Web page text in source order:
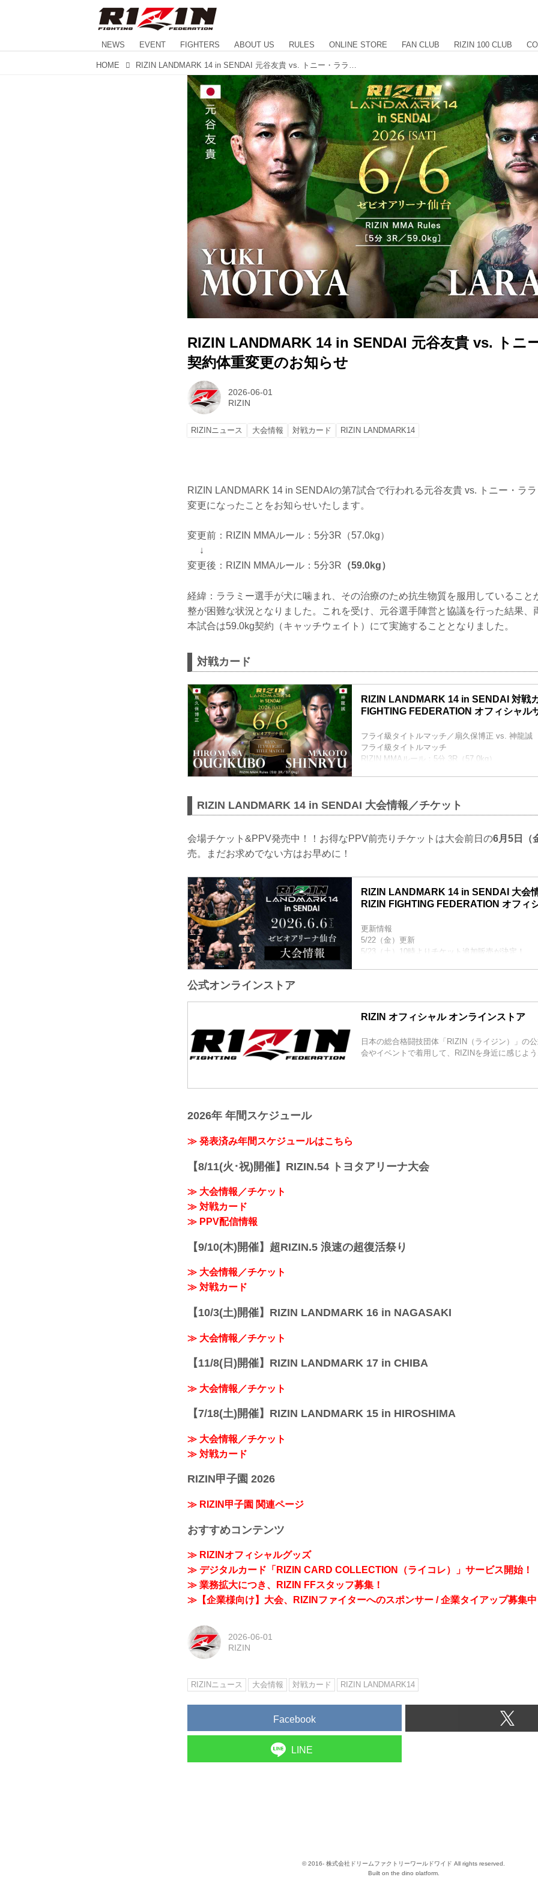
NEWS EVENT FIGHTERS ABOUT US RULES ONLINE STORE FAN CLUB RIZIN 100 CLUB
HOME
RIZIN LANDMARK 14 in SENDAI 元谷友貴 vs. トニ
契約体重変更のお知らせ
2026-06-01
RIZIN
RIZINニュース 大会情報 対戦カード RIZIN LANDMARK14
RIZIN LANDMARK 14 in SENDAIの第7試合で行われる元谷友貴 vs. トニー・ラ
変更になったことをお知らせいたします。
変更前：RIZIN MMAルール：5分3R（57.0kg）
↓
変更後：RIZIN MMAルール：5分3R （59.0kg）
経緯：ララミー選手が犬に噛まれ、その治療のため抗生物質を服用していること
整が困難な状況となりました。これを受け、元谷選手陣営と協議を行った結果、
本試合は59.0kg契約（キャッチウェイト）にて実施することとなりました。
対戦カード
RIZIN LANDMARK 14 in SENDAI 対戦
FIGHTING FEDERATION オフィシャル
フライ級タイトルマッチ／扇久保博正 vs. 神龍誠
フライ級タイトルマッチ
RIZIN MMAルール：5分 3R（57.0kg）
元谷友貴 vs. トニー・ララミー
矢地祐介 vs. ISAO
矢地祐介 vs. ISAO
RIZIN LANDMARK 14 in SENDAI 大会情報／チケット
会場チケット&PPV発売中！！お得なPPV前売りチケットは大会前日の6月5日（
売。まだお求めでない方はお早めに！
RIZIN LANDMARK 14 in SENDAI 大会
RIZIN FIGHTING FEDERATION オフィ
更新情報
5/22（金）更新
5/23（土）10時よりチケット追加販売が決定！
5/23（土）10時よりチケット追加販売が決定！
トを手に入れることが出来なかった方は是非、こ
公式オンラインストア
RIZIN オフィシャル オンラインストア
日本の総合格闘技団体「RIZIN（ライジン）」の
会やイベントで着用して、RIZINを身近に感じよう
2026年 年間スケジュール
≫ 発表済み年間スケジュールはこちら
【8/11(火･祝)開催】RIZIN.54 トヨタアリーナ大会
≫ 大会情報／チケット
≫ 対戦カード
≫ PPV配信情報
【9/10(木)開催】超RIZIN.5 浪速の超復活祭り
≫ 大会情報／チケット
≫ 対戦カード
【10/3(土)開催】RIZIN LANDMARK 16 in NAGASAKI
≫ 大会情報／チケット
【11/8(日)開催】RIZIN LANDMARK 17 in CHIBA
≫ 大会情報／チケット
【7/18(土)開催】RIZIN LANDMARK 15 in HIROSHIMA
≫ 大会情報／チケット
≫ 対戦カード
RIZIN甲子園 2026
≫ RIZIN甲子園 関連ページ
おすすめコンテンツ
≫ RIZINオフィシャルグッズ
≫ デジタルカード「RIZIN CARD COLLECTION（ライコレ）」サービス開始！
≫ 業務拡大につき、RIZIN FFスタッフ募集！
≫【企業様向け】大会、RIZINファイターへのスポンサー / 企業タイアップ募集中
2026-06-01
RIZIN
RIZINニュース 大会情報 対戦カード RIZIN LANDMARK14
Facebook
LINE
© 2016- 株式会社ドリームファクトリーワールドワイド All rights reserved.
Built on the dino platform.